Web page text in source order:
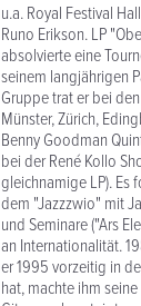
u.a. Royal Festival
Runo Erikson. LP
absolvierte eine
seinem langjährigen
Gruppe trat er bei
Münster, Zürich,
Benny Goodman
bei der René Kollo
gleichnamige LP). Es
dem "Jazzzwio" mit
und Seminare ("Ars
an Internationalität.
er 1995 vorzeitig in
hat, machte ihm